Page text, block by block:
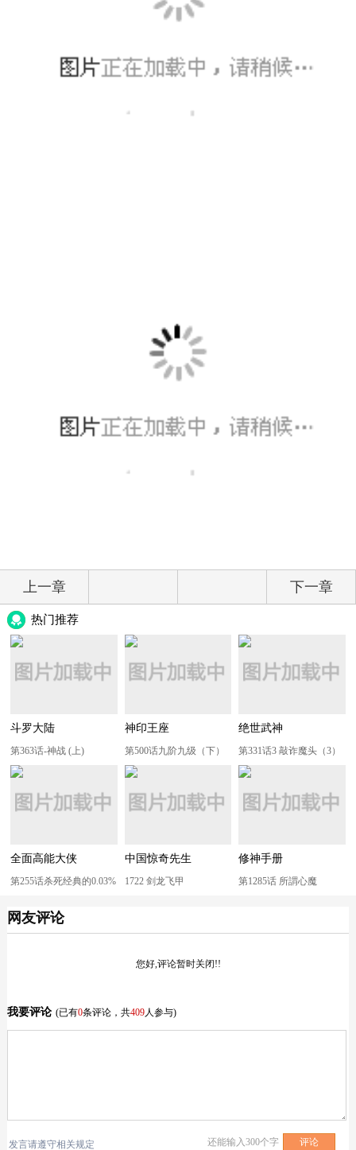
上一章 下一章
热门推荐
斗罗大陆
第363话-神战 (上)
神印王座
第500话九阶九级（下）
绝世武神
第331话3 敲诈魔头（3）
全面高能大侠
第255话杀死经典的0.03%
中国惊奇先生
1722 剑龙飞甲
修神手册
第1285话 所謂心魔
网友评论
您好,评论暂时关闭!!
我要评论 (已有0条评论，共409人参与)
发言请遵守相关规定 还能输入300个字